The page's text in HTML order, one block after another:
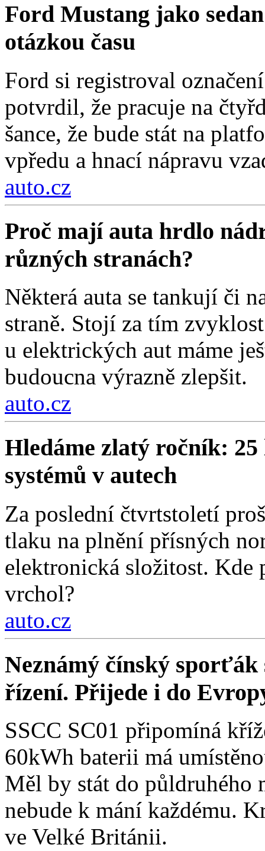
Ford Mustang jako
otázkou času
Ford si registroval
potvrdil, že pracuje na
šance, že bude stát na
vpředu a hnací nápravu
auto.cz
Proč mají auta hrdlo
různých stranách?
Některá auta se tankují či
straně. Stojí za tím
u elektrických aut máme
budoucna výrazně zlepšit.
auto.cz
Hledáme zlatý ročník:
systémů v autech
Za poslední čtvrtstoletí
tlaku na plnění přísných
elektronická složitost. Kde
vrchol?
auto.cz
Neznámý čínský
řízení. Přijede i do
SSCC SC01 připomíná
60kWh baterii má
Měl by stát do půldruhého
nebude k mání každému.
ve Velké Británii.